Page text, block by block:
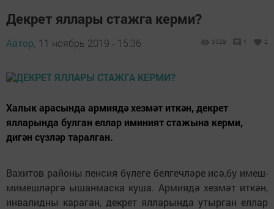
Декрет яллары стажга керми?
Автор, 11 ноябрь 2019 - 15:36 3529 1 2
Халык арасында армиядә хезмәт иткән, декрет
ялларында булган еллар иминият стажына керми,
дигән сүзләр таралган.
Вахитов районы пенсия бүлеге белгечләре исә,бу имеш-
мимешләргә ышанмаска куша. Армиядә хезмәт иткән,
инвалидны караган, декрет ялларында утырган еллар